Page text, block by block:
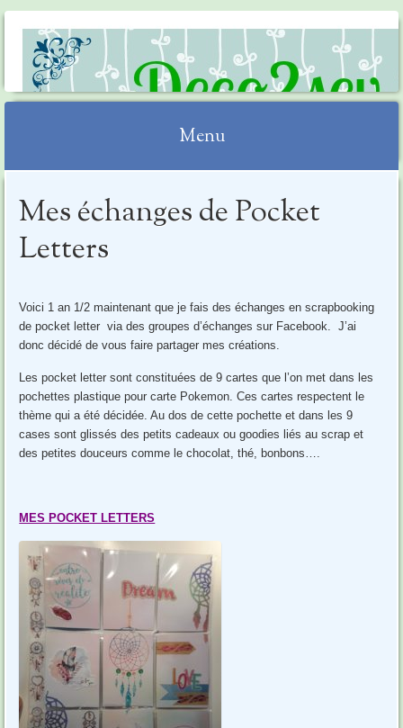
DECO2SEV
Menu
au
Mes échanges de Pocket
Letters
Voici 1 an 1/2 maintenant que je fais des échanges en scrapbooking
de pocket letter via des groupes d’échanges sur Facebook. J’ai
donc décidé de vous faire partager mes créations.
Les pocket letter sont constituées de 9 cartes que l’on met dans les
pochettes plastique pour carte Pokemon. Ces cartes respectent le
thème qui a été décidée. Au dos de cette pochette et dans les 9
cases sont glissés des petits cadeaux ou goodies liés au scrap et
des petites douceurs comme le chocolat, thé, bonbons….
MES POCKET LETTERS